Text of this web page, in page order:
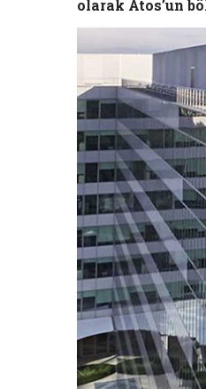
olarak Atos’un